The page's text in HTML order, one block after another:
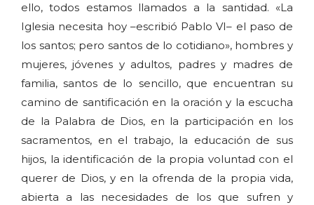
ello, todos estamos llamados a la santidad. «La
Iglesia necesita hoy –escribió Pablo VI– el paso de
los santos; pero santos de lo cotidiano», hombres y
mujeres, jóvenes y adultos, padres y madres de
familia, santos de lo sencillo, que encuentran su
camino de santificación en la oración y la escucha
de la Palabra de Dios, en la participación en los
sacramentos, en el trabajo, la educación de sus
hijos, la identificación de la propia voluntad con el
querer de Dios, y en la ofrenda de la propia vida,
abierta a las necesidades de los que sufren y